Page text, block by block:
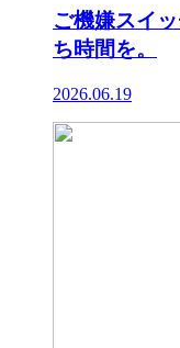
ご機嫌スイ
ち時間を。
2026.06.19